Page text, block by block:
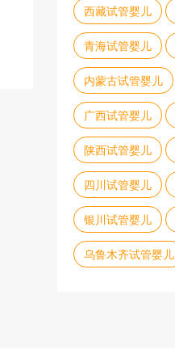
西藏试管婴儿
青海试管婴儿
内蒙古试管婴儿
广西试管婴儿
陕西试管婴儿
四川试管婴儿
银川试管婴儿
乌鲁木齐试管婴儿